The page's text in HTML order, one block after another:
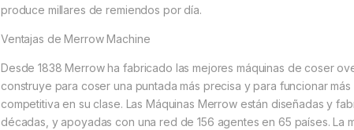
produce millares de remiendos por día.
Ventajas de Merrow Machine
Desde 1838 Merrow ha fabricado las mejores máquinas de coser
construye para coser una puntada más precisa y para funcionar
competitiva en su clase. Las Máquinas Merrow están diseñadas y
décadas, y apoyadas con una red de 156 agentes en 65 países. La